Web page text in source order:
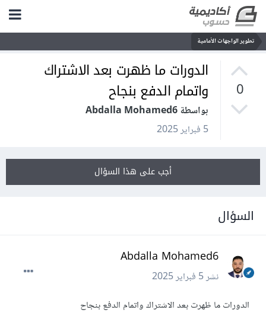
تطوير الواجهات الأمامية
0
الدورات ما ظهرت بعد الاشتراك
واتمام الدفع بنجاح
بواسطة Abdalla Mohamed6
5 فبراير 2025
أجب على هذا السؤال
السؤال
Abdalla Mohamed6
نشر5 فبراير 2025
الدورات ما ظهرت بعد الاشتراك واتمام الدفع بنجاح